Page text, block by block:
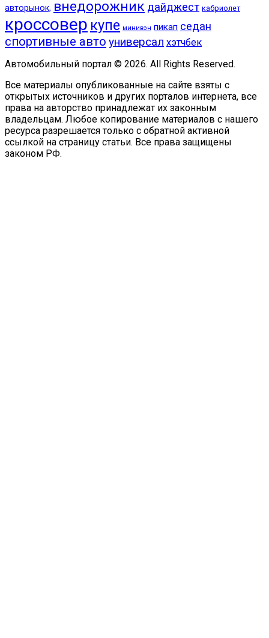
авторынок, внедорожник дайджест кабриолет
кроссовер купе минивэн пикап седан
спортивные авто универсал хэтчбек
Автомобильный портал © 2026. All Rights Reserved.
Все материалы опубликованные на сайте взяты с
открытых источников и других порталов интернета, все
права на авторство принадлежат их законным
владельцам. Любое копирование материалов с нашего
ресурса разрешается только с обратной активной
ссылкой на страницу статьи. Все права защищены
законом РФ.